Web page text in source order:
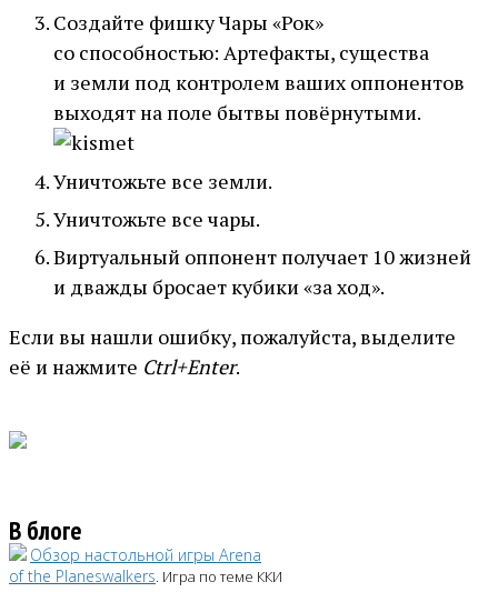
Создайте фишку Чары «Рок»
со способностью: Артефакты, существа
и земли под контролем ваших оппонентов
выходят на поле бытвы повёрнутыми.
Уничтожьте все земли.
Уничтожьте все чары.
Виртуальный оппонент получает 10 жизней
и дважды бросает кубики «за ход».
Если вы нашли ошибку, пожалуйста, выделите
её и нажмите Ctrl+Enter.
В блоге
Обзор настольной игры Arena
of the Planeswalkers . Игра по теме ККИ